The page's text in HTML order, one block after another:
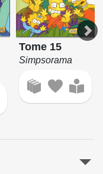
Tome 15
Simpsorama